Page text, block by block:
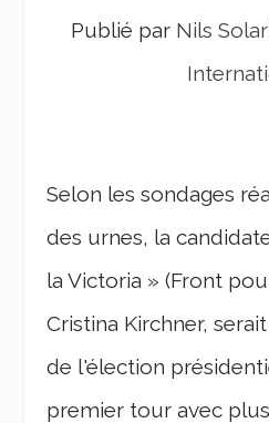
Publié par Nils
Selon les sondages
des urnes, la
la Victoria » (Front
Cristina Kirchner,
de l'élection
premier tour avec